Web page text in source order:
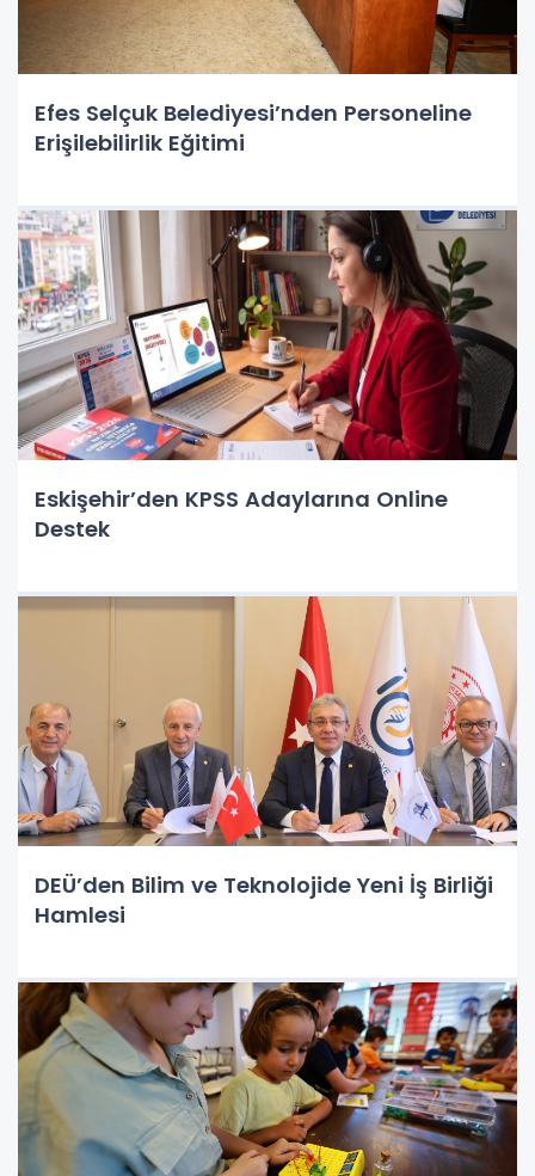
Efes Selçuk Belediyesi’nden Personeline
Erişilebilirlik Eğitimi
Eskişehir’den KPSS Adaylarına Online
Destek
DEÜ’den Bilim ve Teknolojide Yeni İş Birliği
Hamlesi